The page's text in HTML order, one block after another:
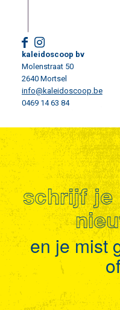
kaleidoscoop bv
Molenstraat 50
2640 Mortsel
info@kaleidoscoop.be
0469 14 63 84
schrijf je
en je mist